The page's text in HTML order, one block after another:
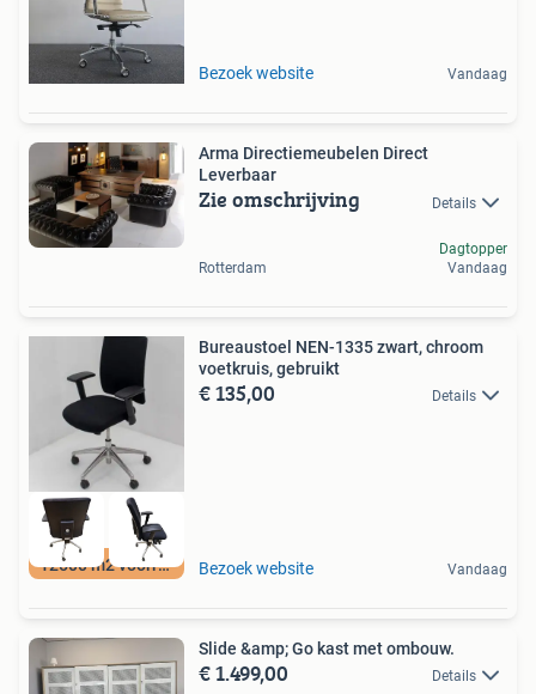
Bezoek website Vandaag
Arma Directiemeubelen Direct
Leverbaar
Zie omschrijving Details
Rotterdam
Dagtopper
Vandaag
12500 m2 voorraad
Bureaustoel NEN-1335 zwart, chroom
voetkruis, gebruikt
€ 135,00 Details
Bezoek website Vandaag
Slide &amp; Go kast met ombouw.
€ 1.499,00 Details